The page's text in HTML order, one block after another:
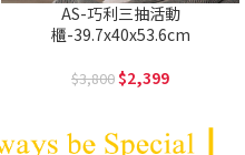
AS-巧利三抽活動
櫃-39.7x40x53.6cm
3,800 2,399